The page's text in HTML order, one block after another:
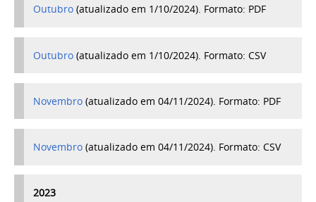
Outubro (atualizado em 1/10/2024). Formato: PDF
Outubro (atualizado em 1/10/2024). Formato: CSV
Novembro (atualizado em 04/11/2024). Formato: PDF
Novembro (atualizado em04/11/2024). Formato: CSV
2023